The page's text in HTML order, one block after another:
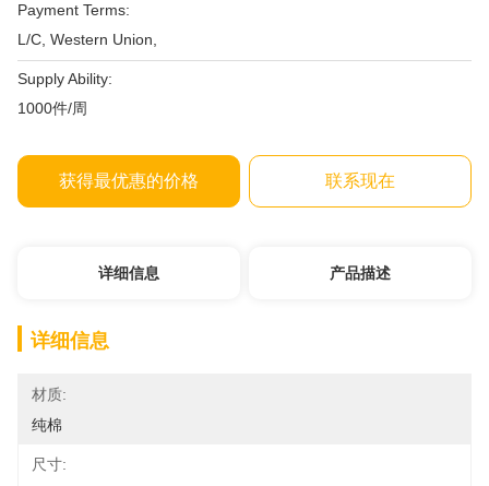
Payment Terms:
L/C, Western Union,
Supply Ability:
1000件/周
获得最优惠的价格 联系现在
详细信息 产品描述
详细信息
材质:
纯棉
尺寸: